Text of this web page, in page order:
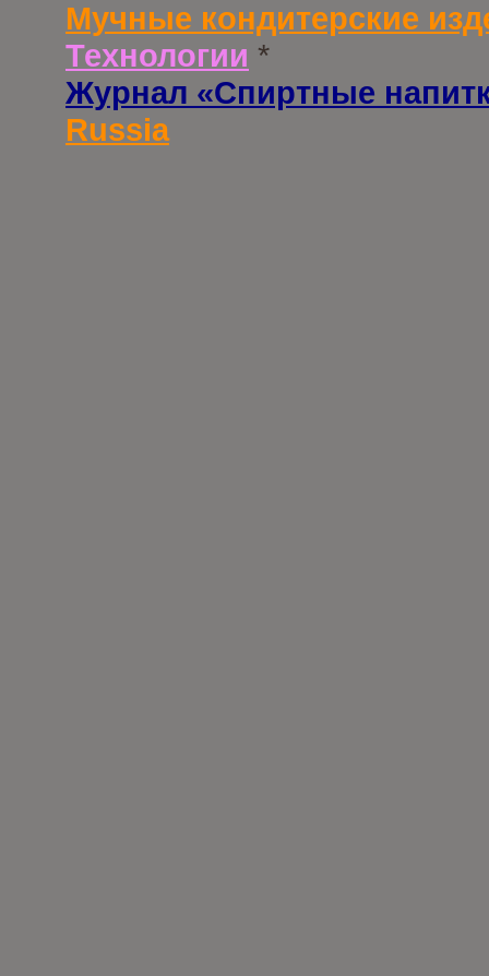
Мучные кондитерские
Технологии *
Журнал «Спиртные
Russia